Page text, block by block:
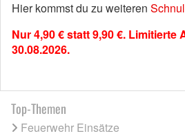
Hier kommst du zu weiteren
Nur 4,90 € statt 9,90 €. Limitierte
30.08.2026.
Top-Themen
Feuerwehr Einsätze